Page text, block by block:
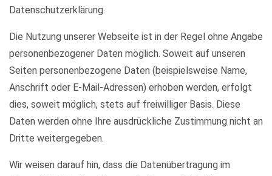
Datenschutzerklärung.
Die Nutzung unserer Webseite ist in der Regel ohne Angabe
personenbezogener Daten möglich. Soweit auf unseren
Seiten personenbezogene Daten (beispielsweise Name,
Anschrift oder E-Mail-Adressen) erhoben werden, erfolgt
dies, soweit möglich, stets auf freiwilliger Basis. Diese
Daten werden ohne Ihre ausdrückliche Zustimmung nicht an
Dritte weitergegeben.
Wir weisen darauf hin, dass die Datenübertragung im